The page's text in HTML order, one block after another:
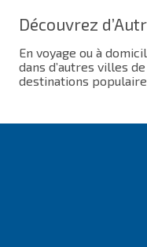
Découvrez
En voyage ou à
dans d’autres villes
destinations